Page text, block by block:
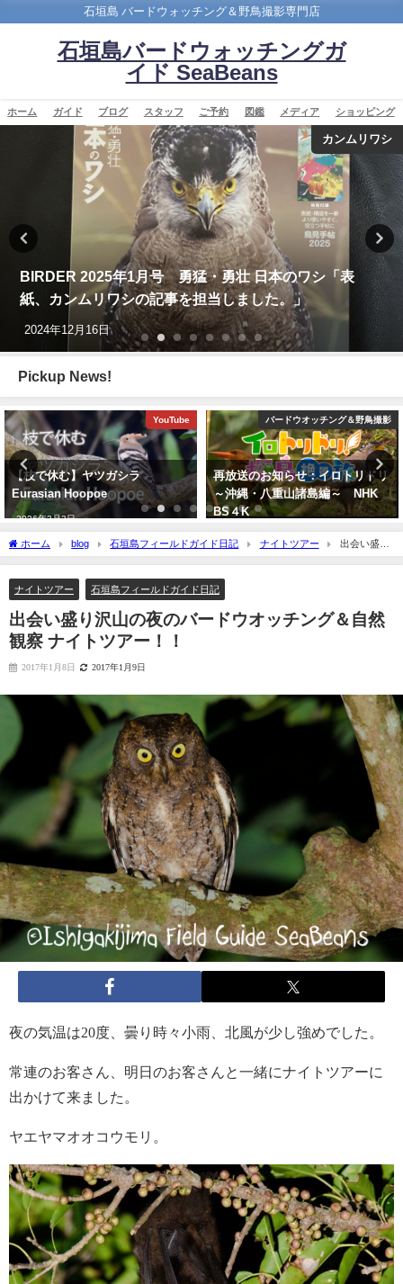
石垣島 バードウォッチング＆野鳥撮影専門店
石垣島バードウォッチングガ
イド SeaBeans
ホーム ガイド ブログ スタッフ ご予約 図鑑 メディア ショッピング
カンムリワシ
シ「表
バードウオ
沖縄タイムス3月24日朝刊掲載「石垣に
目 ノドアカツグミ」
2026年3月25日
Pickup News!
YouTube バードウオッチング＆野鳥撮影
再放送のお知らせ：イロトリドリ
～沖縄・八重山諸島編～ NHK
BS４K
バードウオッ
沖縄タイムス 3月1日
タヒバリ石垣飛来
2026年3月1日
ホーム blog 石垣島フィールドガイド日記 ナイトツアー
出会い盛り
沢山の夜のバードウオッチング＆自然観察 ナイトツアー！！
ナイトツアー 石垣島フィールドガイド日記
出会い盛り沢山の夜のバードウオッチング＆自然
観察 ナイトツアー！！
2017年1月8日 2017年1月9日
夜の気温は20度、曇り時々小雨、北風が少し強めでした。
常連のお客さん、明日のお客さんと一緒にナイトツアーに
出かけて来ました。
ヤエヤマオオコウモリ。